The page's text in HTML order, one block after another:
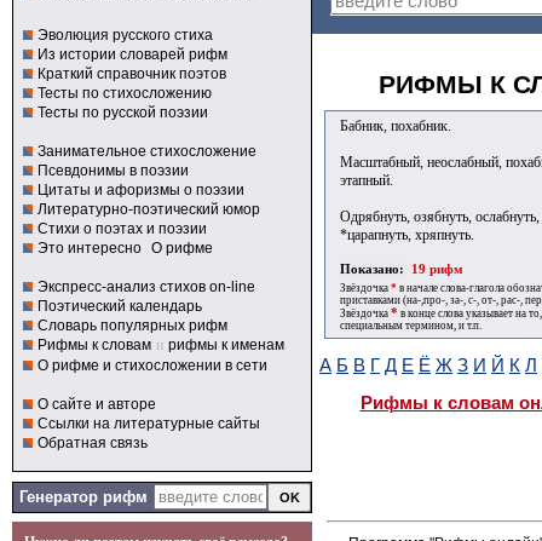
Эволюция русского стиха
Из истории словарей рифм
Краткий справочник поэтов
Тесты по стихосложению
Тесты по русской поэзии
Занимательное стихосложение
Псевдонимы в поэзии
Цитаты и афоризмы о поэзии
Литературно-поэтический юмор
Стихи о поэтах и поэзии
Это интересно О рифме
Экспресс-анализ стихов on-line
Поэтический календарь
Словарь популярных рифм
Рифмы к словам и рифмы к именам
О рифме и стихосложении в сети
О сайте и авторе
Ссылки на литературные сайты
Обратная связь
Генератор рифм
РИФМЫ К
Бабник, похабник.
Масштабный, неослабный,
этапный.
Одрябнуть, озябнуть,
*царапнуть, хряпнуть.
Показано: 19 рифм
Звёздочка * в начале слова-глагола
приставками (на-,про-, за-, с-, от-, рас-,
Звёздочка * в конце слова указывает на
специальным термином, и т.п.
А Б В Г Д Е Ё Ж З И Й К Л
Рифмы к словам